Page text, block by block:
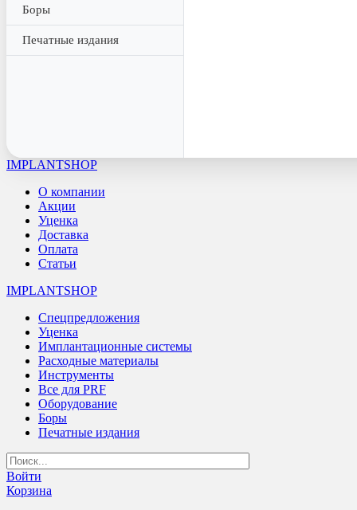
Боры
Печатные издания
IMPLANTSHOP
О компании
Акции
Уценка
Доставка
Оплата
Статьи
IMPLANTSHOP
Спецпредложения
Уценка
Имплантационные системы
Расходные материалы
Инструменты
Все для PRF
Оборудование
Боры
Печатные издания
Войти
Корзина